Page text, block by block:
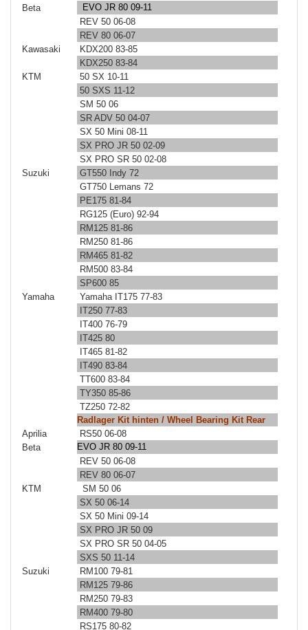
Beta
EVO JR 80 09-11
REV 50 06-08
REV 80 06-07
Kawasaki
KDX200 83-85
KDX250 83-84
KTM
50 SX 10-11
50 SXS 11-12
SM 50 06
SR ADV 50 04-07
SX 50 Mini 08-11
SX PRO JR 50 02-09
SX PRO SR 50 02-08
Suzuki
GT550 Indy 72
GT750 Lemans 72
PE175 81-84
RG125 (Euro) 92-94
RM125 81-86
RM250 81-86
RM465 81-82
RM500 83-84
SP600 85
Yamaha
Yamaha IT175 77-83
IT250 77-83
IT400 76-79
IT425 80
IT465 81-82
IT490 83-84
TT600 83-84
TY350 85-86
TZ250 72-82
Radlager Kit hinten / Wheel Bearing Kit Rear
Aprilia
RS50 06-08
Beta
EVO JR 80 09-11
REV 50 06-08
REV 80 06-07
KTM
SM 50 06
SX 50 06-14
SX 50 Mini 09-14
SX PRO JR 50 09
SX PRO SR 50 04-05
SXS 50 11-14
Suzuki
RM100 79-81
RM125 79-86
RM250 79-83
RM400 79-80
RS175 80-82